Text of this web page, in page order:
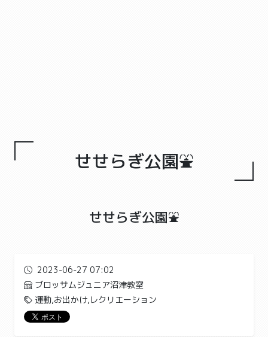
せせらぎ公園⛲️
せせらぎ公園⛲️
2023-06-27 07:02
ブロッサムジュニア沼津教室
運動,お出かけ,レクリエーション